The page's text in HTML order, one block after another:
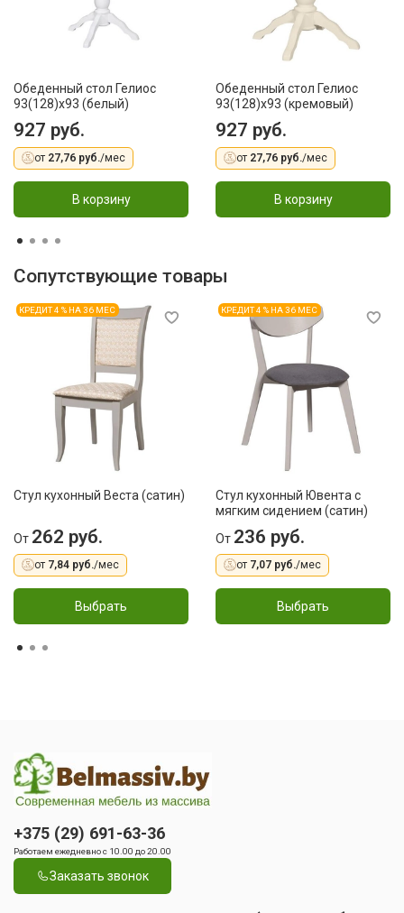
Обеденный стол Гелиос
93(128)x93 (белый)
927 руб.
от 27,76 руб./мес
В корзину
Обеденный стол Гелиос
93(128)x93 (кремовый)
927 руб.
от 27,76 руб./мес
В корзину
Сопутствующие товары
КРЕДИТ 4 % НА 36 МЕС
Стул кухонный Веста (сатин)
От 262 руб.
от 7,84 руб./мес
Выбрать
КРЕДИТ 4 % НА 36 МЕС
Стул кухонный Ювента с
мягким сидением (сатин)
От 236 руб.
от 7,07 руб./мес
Выбрать
+375 (29) 691-63-36
Работаем ежедневно с 10.00 до 20.00
Заказать звонок